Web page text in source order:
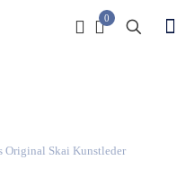
0
Original Skai Kunstleder